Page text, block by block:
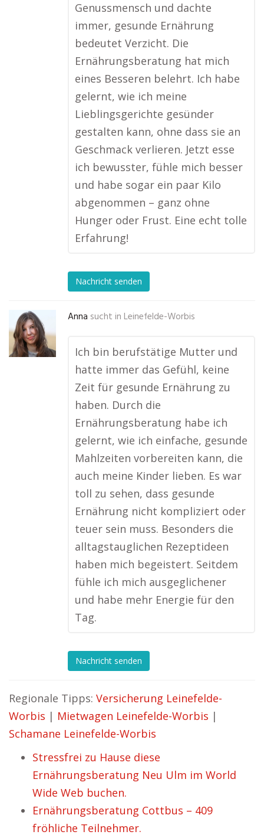
Genussmensch und dachte
immer, gesunde Ernährung
bedeutet Verzicht. Die
Ernährungsberatung hat mich
eines Besseren belehrt. Ich habe
gelernt, wie ich meine
Lieblingsgerichte gesünder
gestalten kann, ohne dass sie an
Geschmack verlieren. Jetzt esse
ich bewusster, fühle mich besser
und habe sogar ein paar Kilo
abgenommen – ganz ohne
Hunger oder Frust. Eine echt tolle
Erfahrung!
Nachricht senden
Anna sucht in Leinefelde-Worbis
Ich bin berufstätige Mutter und
hatte immer das Gefühl, keine
Zeit für gesunde Ernährung zu
haben. Durch die
Ernährungsberatung habe ich
gelernt, wie ich einfache, gesunde
Mahlzeiten vorbereiten kann, die
auch meine Kinder lieben. Es war
toll zu sehen, dass gesunde
Ernährung nicht kompliziert oder
teuer sein muss. Besonders die
alltagstauglichen Rezeptideen
haben mich begeistert. Seitdem
fühle ich mich ausgeglichener
und habe mehr Energie für den
Tag.
Nachricht senden
Regionale Tipps: Versicherung Leinefelde-
Worbis | Mietwagen Leinefelde-Worbis |
Schamane Leinefelde-Worbis
Stressfrei zu Hause diese
Ernährungsberatung Neu Ulm im World
Wide Web buchen.
Ernährungsberatung Cottbus – 409
fröhliche Teilnehmer.